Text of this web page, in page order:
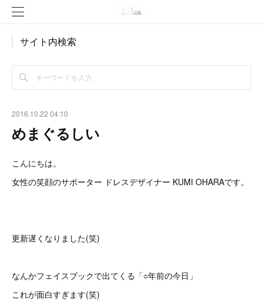
サイト内検索
2016.10.22 04:10
めまぐるしい
こんにちは。
女性の笑顔のサポーター ドレスデザイナー KUMI OHARAです。
更新遅くなりました(笑)
なんかフェイスブックで出てくる「○年前の今日」
これが面白すぎます(笑)